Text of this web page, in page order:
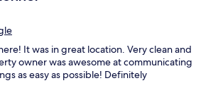
It was in great location. Very clean and
owner was awesome at communicating
as easy as possible! Definitely